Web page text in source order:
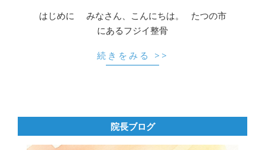
はじめに みなさん、こんにちは。 たつの市
にあるフジイ整骨
続きをみる >>
院長ブログ